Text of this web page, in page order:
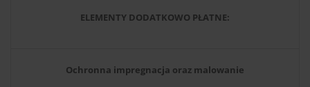
ELEMENTY DODATKOWO PŁATNE:
Ochronna impregnacja oraz malowanie